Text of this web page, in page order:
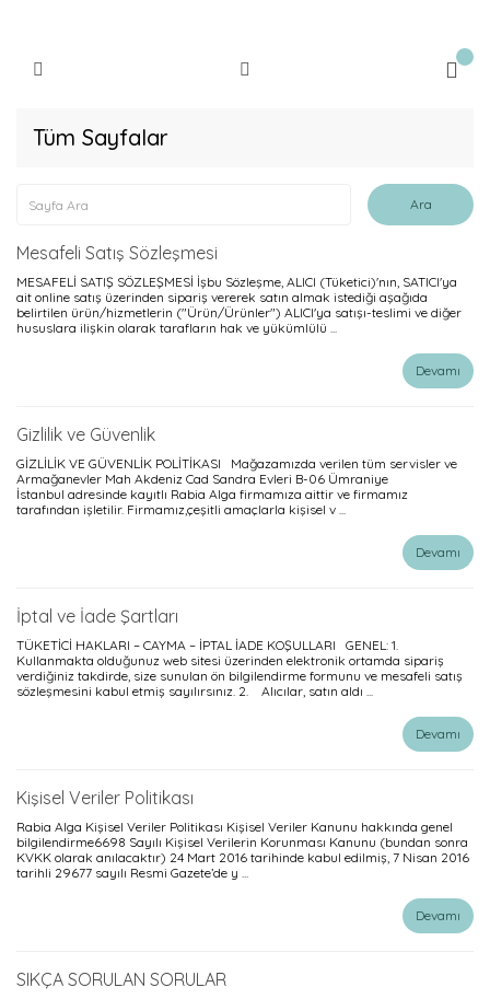
Tüm Sayfalar
Mesafeli Satış Sözleşmesi
MESAFELİ SATIŞ SÖZLEŞMESİ İşbu Sözleşme, ALICI (Tüketici)'nın, SATICI'ya
ait online satış üzerinden sipariş vererek satın almak istediği aşağıda
belirtilen ürün/hizmetlerin ("Ürün/Ürünler") ALICI'ya satışı-teslimi ve diğer
hususlara ilişkin olarak tarafların hak ve yükümlülü ...
Devamı
Gizlilik ve Güvenlik
GİZLİLİK VE GÜVENLİK POLİTİKASI Mağazamızda verilen tüm servisler ve
Armağanevler Mah Akdeniz Cad Sandra Evleri B-06 Ümraniye
İstanbul adresinde kayıtlı Rabia Alga firmamıza aittir ve firmamız
tarafından işletilir. Firmamız,çeşitli amaçlarla kişisel v ...
Devamı
İptal ve İade Şartları
TÜKETİCİ HAKLARI – CAYMA – İPTAL İADE KOŞULLARI GENEL: 1.
Kullanmakta olduğunuz web sitesi üzerinden elektronik ortamda sipariş
verdiğiniz takdirde, size sunulan ön bilgilendirme formunu ve mesafeli satış
sözleşmesini kabul etmiş sayılırsınız. 2. Alıcılar, satın aldı ...
Devamı
Kişisel Veriler Politikası
Rabia Alga Kişisel Veriler Politikası Kişisel Veriler Kanunu hakkında genel
bilgilendirme6698 Sayılı Kişisel Verilerin Korunması Kanunu (bundan sonra
KVKK olarak anılacaktır) 24 Mart 2016 tarihinde kabul edilmiş, 7 Nisan 2016
tarihli 29677 sayılı Resmi Gazete’de y ...
Devamı
SIKÇA SORULAN SORULAR